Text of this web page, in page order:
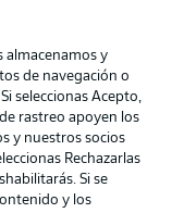
legal
de privacidad
almacenamos y
de navegación o
seleccionas Acepto,
rastreo apoyen los
y nuestros socios
Rechazarlas
Si se
y los